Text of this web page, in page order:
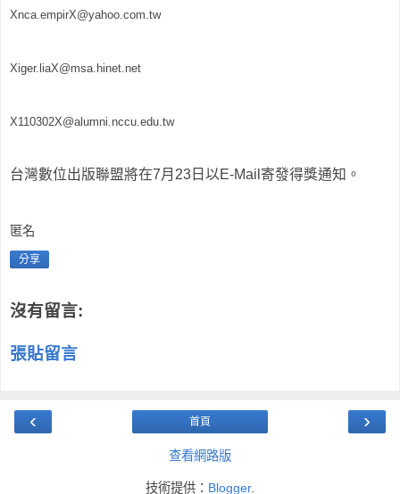
Xnca.empirX@yahoo.com.tw
Xiger.liaX@msa.hinet.net
X110302X@alumni.nccu.edu.tw
台灣數位出版聯盟將在7月23日以E-Mail寄發得獎通知。
匿名
分享
沒有留言:
張貼留言
‹ ›
首頁
查看網路版
技術提供： Blogger.